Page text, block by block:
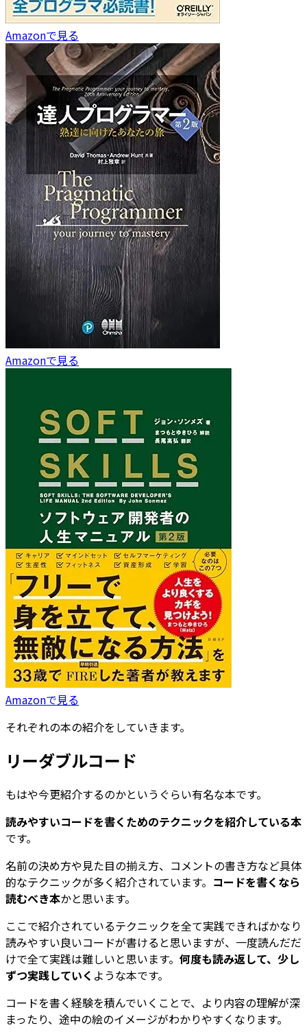
Amazonで見る
Amazonで見る
Amazonで見る
それぞれの本の紹介をしていきます。
リーダブルコード
もはや今更紹介するのかというぐらい有名な本です。
読みやすいコードを書くためのテクニックを紹介している本
です。
名前の決め方や見た目の揃え方、コメントの書き方など具体
的なテクニックが多く紹介されています。 コードを書くなら
読むべき本かと思います。
ここで紹介されているテクニックを全て実践できればかなり
読みやすい良いコードが書けると思いますが、一度読んだだ
けで全て実践は難しいと思います。 何度も読み返して、少し
ずつ実践していく ような本です。
コードを書く経験を積んでいくことで、より内容の理解が深
まったり、途中の絵のイメージがわかりやすくなります。